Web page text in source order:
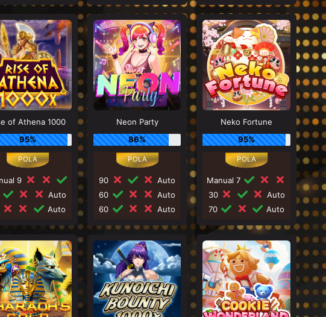
of Athena 1000
95%
9
Auto
Auto
Neon Party
86%
90
Auto
60
Auto
60
Auto
Neko Fortune
95%
Manual 7
30
Auto
70
Auto